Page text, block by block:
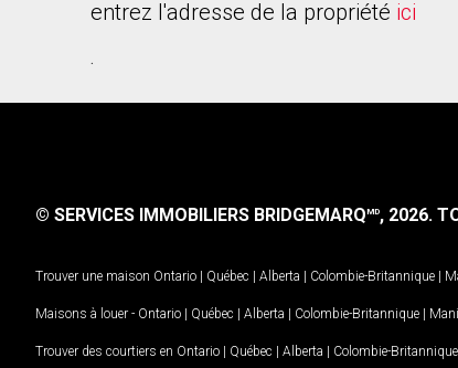
entrez l'adresse de la propriété ici
.
© SERVICES IMMOBILIERS BRIDGEMARQMD, 2026.
Trouver une maison Ontario | Québec | Alberta | Colombie-Britannique |
Maisons à louer - Ontario | Québec | Alberta | Colombie-Britannique |
Trouver des courtiers en Ontario | Québec | Alberta | Colombie-Britannique